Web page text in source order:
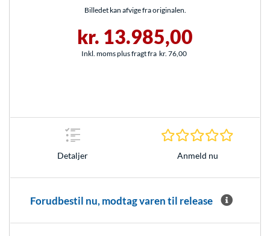
Billedet kan afvige fra originalen.
kr. 13.985,00
Inkl. moms plus fragt fra kr. 76,00
Detaljer Anmeld nu
Forudbestil nu, modtag varen til release